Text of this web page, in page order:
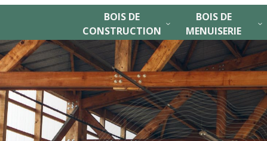
3
BOIS DE
CONSTRUCTION
3
BOIS DE
MENUISERIE